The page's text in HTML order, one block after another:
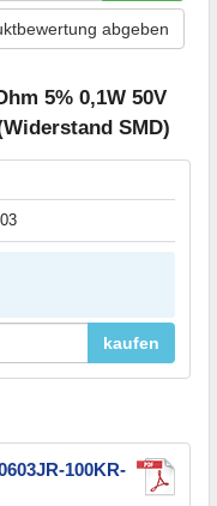
abgeben
5% 0,1W 50V
SMD)
kaufen
100KR-